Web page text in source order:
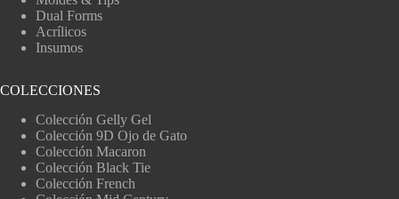
Dual Forms
Acrílicos
Insumos
COLECCIONES
Colección Gelly Gel
Colección 9D Ojo de Gato
Colección Macaron
Colección Black Tie
Colección French